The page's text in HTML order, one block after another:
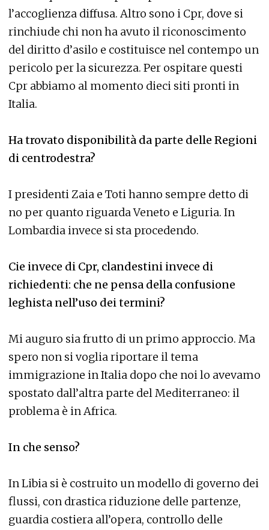
l’accoglienza diffusa. Altro sono i Cpr, dove si
rinchiude chi non ha avuto il riconoscimento
del diritto d’asilo e costituisce nel contempo un
pericolo per la sicurezza. Per ospitare questi
Cpr abbiamo al momento dieci siti pronti in
Italia.
Ha trovato disponibilità da parte delle Regioni
di centrodestra?
I presidenti Zaia e Toti hanno sempre detto di
no per quanto riguarda Veneto e Liguria. In
Lombardia invece si sta procedendo.
Cie invece di Cpr, clandestini invece di
richiedenti: che ne pensa della confusione
leghista nell’uso dei termini?
Mi auguro sia frutto di un primo approccio. Ma
spero non si voglia riportare il tema
immigrazione in Italia dopo che noi lo avevamo
spostato dall’altra parte del Mediterraneo: il
problema è in Africa.
In che senso?
In Libia si è costruito un modello di governo dei
flussi, con drastica riduzione delle partenze,
guardia costiera all’opera, controllo delle